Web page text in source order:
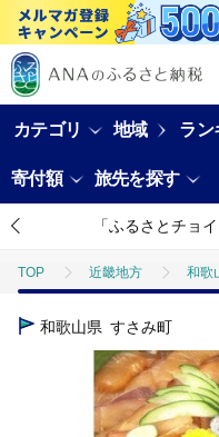
カテゴリ 地域 ラン
寄付額 旅先を探す
「ふるさとチョ
TOP 近畿地方 和歌
TOP
魚介類 鮮魚
魚介類 鮮魚
和歌山県 すさみ町